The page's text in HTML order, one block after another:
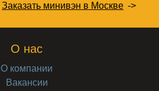
Заказать минивэн в Москве ->
О нас
О компании
Вакансии